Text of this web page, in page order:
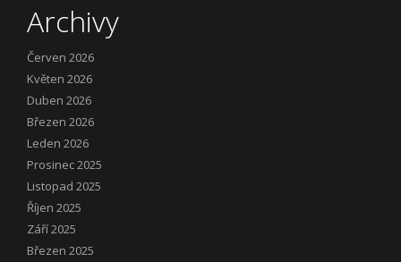
Archivy
Červen 2026
Květen 2026
Duben 2026
Březen 2026
Leden 2026
Prosinec 2025
Listopad 2025
Říjen 2025
Září 2025
Březen 2025